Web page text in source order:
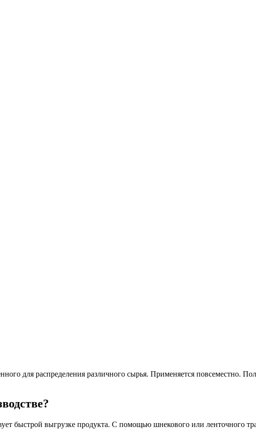
для распределения различного сырья. Применяется повсеместно.
быстрой выгрузке продукта. С помощью шнекового или ленточного